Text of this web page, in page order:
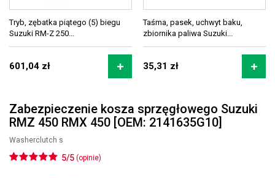
Tryb, zębatka piątego (5) biegu
Suzuki RM-Z 250...
601,04 zł
Taśma, pasek, uchwyt baku,
zbiornika paliwa Suzuki...
35,31 zł
Zabezpieczenie kosza sprzęgłowego Suzuki
RMZ 450 RMX 450 [OEM: 2141635G10]
Washerclutch s
5/5 (opinie)